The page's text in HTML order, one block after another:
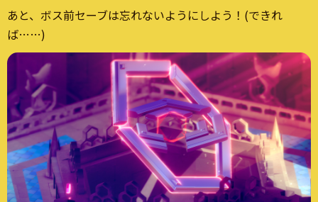
あと、ボス前セーブは忘れないようにしよう！(できれ
ば……)